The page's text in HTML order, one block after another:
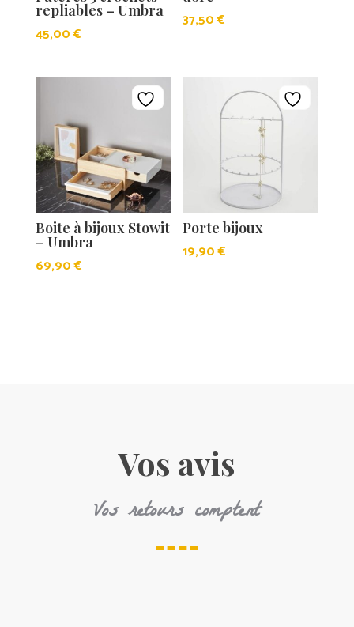
repliables – Umbra
45,00€
37,50€
Boite à bijoux Stowit
– Umbra
69,90€
Porte bijoux
19,90€
Vos avis
Vos retours comptent